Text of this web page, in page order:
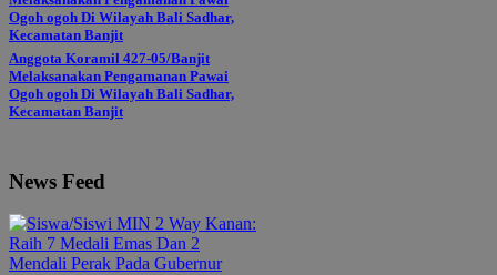
Anggota Koramil 427-05/Banjit
Melaksanakan Pengamanan Pawai
Ogoh ogoh Di Wilayah Bali Sadhar,
Kecamatan Banjit
News Feed